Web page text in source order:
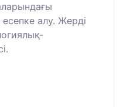
алу. Жерді